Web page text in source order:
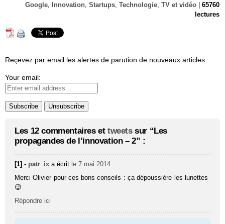
Google, Innovation, Startups, Technologie, TV et vidéo
65760
lectures
Reçevez par email les alertes de parution de nouveaux articles :
Your email:
Les 12 commentaires et tweetssur “Les
propagandes de l’innovation – 2” :
[1] - patr_ix a écrit le 7 mai 2014 :
Merci Olivier pour ces bons conseils : ça dépoussière les lunettes
😉
Répondre ici